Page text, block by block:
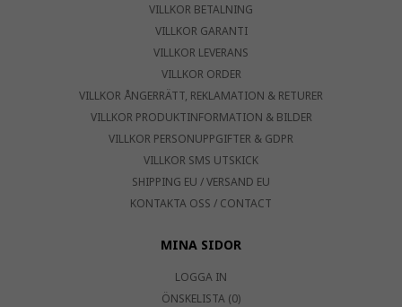
VILLKOR BETALNING
VILLKOR GARANTI
VILLKOR LEVERANS
VILLKOR ORDER
VILLKOR ÅNGERRÄTT, REKLAMATION & RETURER
VILLKOR PRODUKTINFORMATION & BILDER
VILLKOR PERSONUPPGIFTER & GDPR
VILLKOR SMS UTSKICK
SHIPPING EU / VERSAND EU
KONTAKTA OSS / CONTACT
MINA SIDOR
LOGGA IN
ÖNSKELISTA (0)